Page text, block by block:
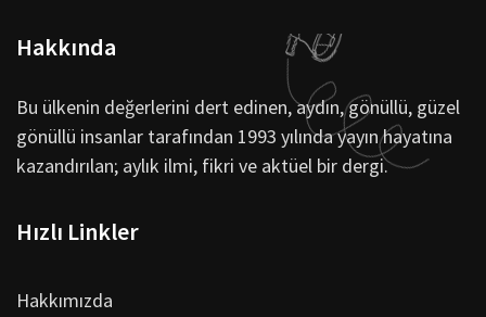
Hakkında
Bu ülkenin değerlerini dert edinen, aydın, gönüllü, güzel
gönüllü insanlar tarafından 1993 yılında yayın hayatına
kazandırılan; aylık ilmi, fikri ve aktüel bir dergi.
Hızlı Linkler
Hakkımızda